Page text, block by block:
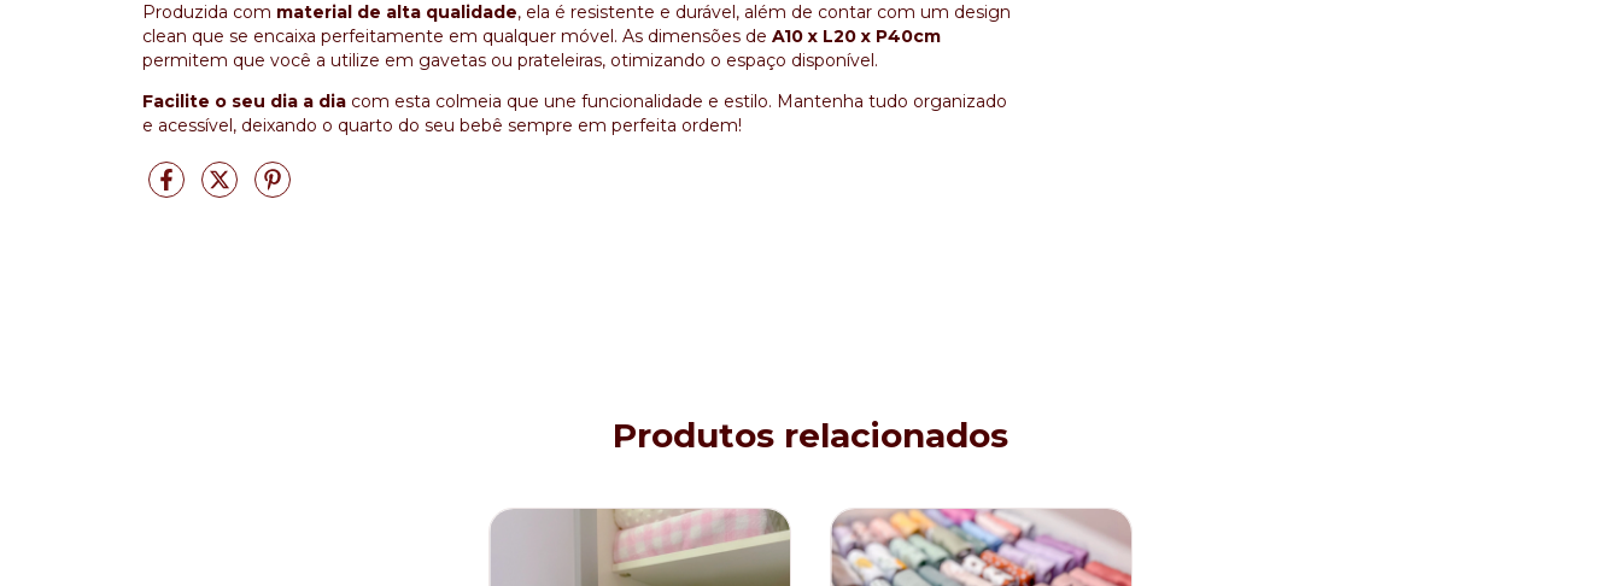
Produzida com material de alta qualidade, ela é resistente e durável, além de contar com um design
clean que se encaixa perfeitamente em qualquer móvel. As dimensões de A10 x L20 x P40cm
permitem que você a utilize em gavetas ou prateleiras, otimizando o espaço disponível.
Facilite o seu dia a dia com esta colmeia que une funcionalidade e estilo. Mantenha tudo organizado
e acessível, deixando o quarto do seu bebê sempre em perfeita ordem!
Produtos relacionados